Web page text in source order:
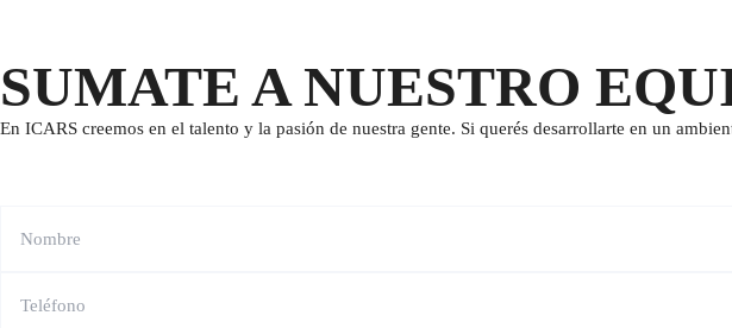
SUMATE A NUESTRO
En ICARS creemos en el talento y la pasión de nuestra gente. Si querés desarrollarte en un